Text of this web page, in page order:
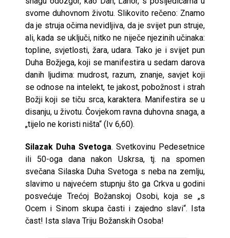
svome duhovnom životu. Slikovito rečeno: Znamo
da je struja očima nevidljiva, da je svijet pun struje,
ali, kada se uključi, nitko ne niječe njezinih učinaka:
topline, svjetlosti, žara, udara. Tako je i svijet pun
Duha Božjega, koji se manifestira u sedam darova
danih ljudima: mudrost, razum, znanje, savjet koji
se odnose na intelekt, te jakost, pobožnost i strah
Božji koji se tiču srca, karaktera. Manifestira se u
disanju, u životu. Čovjekom ravna duhovna snaga, a
„tijelo ne koristi ništa“ (Iv 6,60).
Silazak Duha Svetoga. Svetkovinu Pedesetnice
ili 50-oga dana nakon Uskrsa, tj. na spomen
svečana Silaska Duha Svetoga s neba na zemlju,
slavimo u najvećem stupnju što ga Crkva u godini
posvećuje Trećoj Božanskoj Osobi, koja se „s
Ocem i Sinom skupa časti i zajedno slavi“. Ista
čast! Ista slava Triju Božanskih Osoba!